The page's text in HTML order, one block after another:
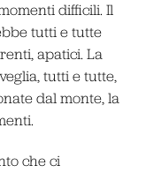
difficili. Il
tutti e tutte
apatici. La
tutti e tutte,
dal monte, la
che ci